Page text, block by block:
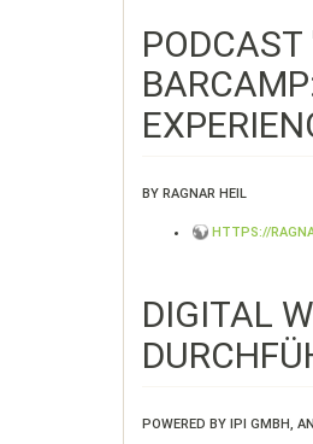
BY RAGNAR HEIL
HTTPS://
DIGITAL
POWERED BY IPI GMBH,